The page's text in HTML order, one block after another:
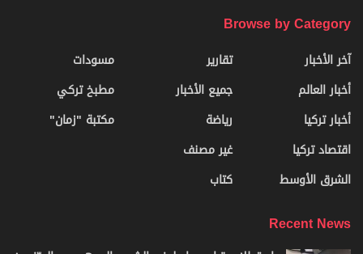
Browse by Category
آخر الأخبار
أخبار العالم
أخبار تركيا
اقتصاد تركيا
الشرق الأوسط
تقارير
جميع الأخبار
رياضة
غير مصنف
كتاب
مسودات
مطبخ تركي
مكتبة "زمان"
Recent News